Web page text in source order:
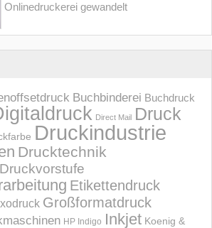
Onlinedruckerei gewandelt
Buchbinderei Buchdruck
Direct Mail Druck
Druckindustrie
Drucktechnik
Druckvorstufe
Etikettendruck
Großformatdruck
HP Indigo Inkjet Koenig &